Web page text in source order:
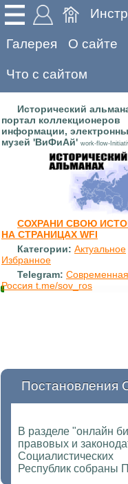
Галерея О сайте
Что с сайтом
Исторический
портал коллекционеров
информации,
музей 'ВиФиАй' work-flow-
СОХРАНИ СВОЮ
НА СТРАНИЦАХ WFI
Категории: Актуальное
Избранное
Telegram: Современная
Россия t.me/sov_ros
Постановления
В разделе "онлайн
правовых и
Социалистических
Республик собраны